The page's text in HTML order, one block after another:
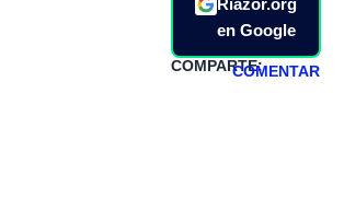
en Google
COMPARTE:COMENTAR